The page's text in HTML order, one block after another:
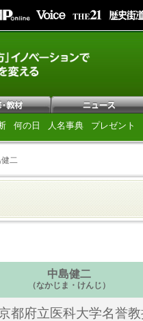
何の日 人名事典 プレゼント
二
中島健二
（なかじま・けんじ）
都府立医科大学名誉